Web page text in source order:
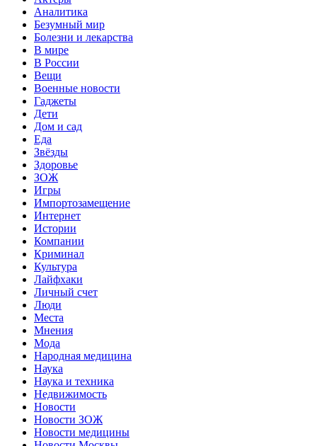
Аналитика
Безумный мир
Болезни и лекарства
В мире
В России
Вещи
Военные новости
Гаджеты
Дети
Дом и сад
Еда
Звёзды
Здоровье
ЗОЖ
Игры
Импортозамещение
Интернет
Истории
Компании
Криминал
Культура
Лайфхаки
Личный счет
Люди
Места
Мнения
Мода
Народная медицина
Наука
Наука и техника
Недвижимость
Новости
Новости ЗОЖ
Новости медицины